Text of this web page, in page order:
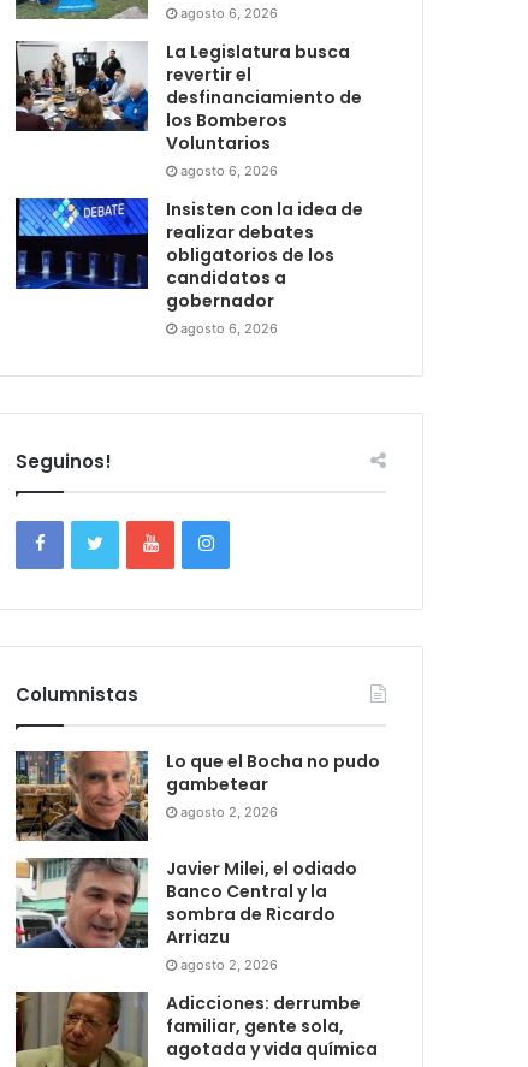
agosto 6, 2026
La Legislatura busca
revertir el
desfinanciamiento de
los Bomberos
Voluntarios
agosto 6, 2026
Insisten con la idea de
realizar debates
obligatorios de los
candidatos a
gobernador
agosto 6, 2026
Seguinos!
Columnistas
Lo que el Bocha no pudo
gambetear
agosto 2, 2026
Javier Milei, el odiado
Banco Central y la
sombra de Ricardo
Arriazu
agosto 2, 2026
Adicciones: derrumbe
familiar, gente sola,
agotada y vida química